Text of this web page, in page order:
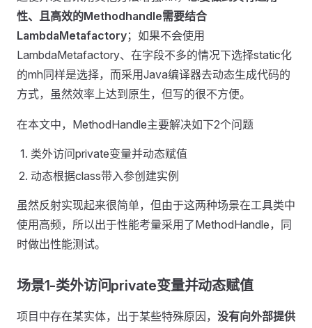
性、且高效的Methodhandle需要结合
LambdaMetafactory；如果不会使用
LambdaMetafactory、在字段不多的情况下选择static化
的mh同样是选择，而采用Java编译器去动态生成代码的
方式，虽然效率上达到原生，但写的很不方便。
在本文中，MethodHandle主要解决如下2个问题
类外访问private变量并动态赋值
动态根据class带入参创建实例
虽然反射实现起来很简单，但由于这两种场景在工具类中
使用高频，所以出于性能考量采用了MethodHandle，同
时做出性能测试。
场景1-类外访问private变量并动态赋值
项目中存在某实体，出于某些特殊原因， 没有向外部提供